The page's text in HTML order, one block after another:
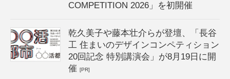
COMPETITION 2026」を初開催
乾久美子や藤本壮介らが登壇、「長谷
工 住まいのデザインコンペティション
20回記念 特別講演会」が8月19日に開
催[PR]